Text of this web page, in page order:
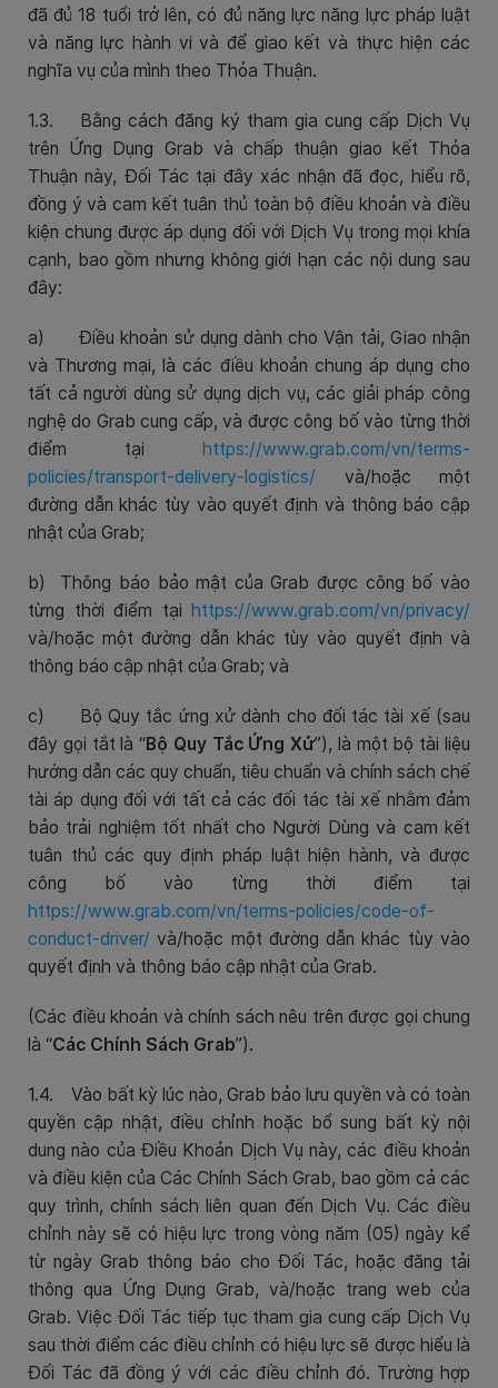
đã đủ 18 tuổi trở lên, có đủ năng lực năng lực pháp luật
và năng lực hành vi và để giao kết và thực hiện các
nghĩa vụ của mình theo Thỏa Thuận.
1.3. Bằng cách đăng ký tham gia cung cấp Dịch Vụ
trên Ứng Dụng Grab và chấp thuận giao kết Thỏa
Thuận này, Đối Tác tại đây xác nhận đã đọc, hiểu rõ,
đồng ý và cam kết tuân thủ toàn bộ điều khoản và điều
kiện chung được áp dụng đối với Dịch Vụ trong mọi khía
cạnh, bao gồm nhưng không giới hạn các nội dung sau
đây:
a)
Điều khoản sử dụng dành cho Vận tải, Giao nhận
và Thương mại, là các điều khoản chung áp dụng cho
tất cả người dùng sử dụng dịch vụ, các giải pháp công
nghệ do Grab cung cấp, và được công bố vào từng thời
điểm tại https://www.grab.com/vn/terms-
policies/transport-delivery-logistics/ và/hoặc một
đường dẫn khác tùy vào quyết định và thông báo cập
nhật của Grab;
b) Thông báo bảo mật của Grab được công bố vào
từng thời điểm tại https://www.grab.com/vn/privacy/
và/hoặc một đường dẫn khác tùy vào quyết định và
thông báo cập nhật của Grab; và
c)
Bộ Quy tắc ứng xử dành cho đối tác tài xế (sau
đây gọi tắt là “Bộ Quy Tắc Ứng Xử”), là một bộ tài liệu
hướng dẫn các quy chuẩn, tiêu chuẩn và chính sách chế
tài áp dụng đối với tất cả các đối tác tài xế nhằm đảm
bảo trải nghiệm tốt nhất cho Người Dùng và cam kết
tuân thủ các quy định pháp luật hiện hành, và được
công bố vào từng thời điểm tại
https://www.grab.com/vn/terms-policies/code-of-
conduct-driver/ và/hoặc một đường dẫn khác tùy vào
quyết định và thông báo cập nhật của Grab.
(Các điều khoản và chính sách nêu trên được gọi chung
là “Các Chính Sách Grab”).
1.4. Vào bất kỳ lúc nào, Grab bảo lưu quyền và có toàn
quyền cập nhật, điều chỉnh hoặc bổ sung bất kỳ nội
dung nào của Điều Khoản Dịch Vụ này, các điều khoản
và điều kiện của Các Chính Sách Grab, bao gồm cả các
quy trình, chính sách liên quan đến Dịch Vụ. Các điều
chỉnh này sẽ có hiệu lực trong vòng năm (05) ngày kể
từ ngày Grab thông báo cho Đối Tác, hoặc đăng tải
thông qua Ứng Dụng Grab, và/hoặc trang web của
Grab. Việc Đối Tác tiếp tục tham gia cung cấp Dịch Vụ
sau thời điểm các điều chỉnh có hiệu lực sẽ được hiểu là
Đối Tác đã đồng ý với các điều chỉnh đó. Trường hợp